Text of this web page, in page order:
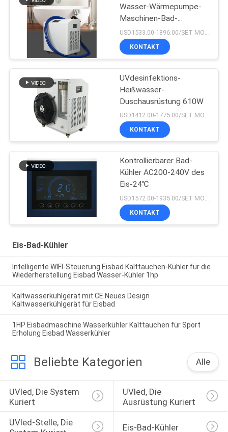
Wasser-Wärmepumpe-
Maschinen-Bad-
Badekurort AC127V
KONTAKT
UVdesinfektions-
Heißwasser-
Duschausrüstung 610W
USD1412.00-1775.00/SET MOQ:1SET
KONTAKT
Kontrollierbarer Bad-
Kühler AC200-240V des
Eis-24℃
USD1572.00-1935.00/SET MOQ:1SET
KONTAKT
Eis-Bad-Kühler
Intelligente WIFI-Steuerung Eisbad Kalttauchen-Kühler für die
Wiederherstellung Eisbad Wasser-Kühler 1hp
Kaltwasserkühlgerät mit CE Neues Design
Kaltwasserkühlgerät für Eisbad
1HP Eisbadmaschine Wasserkühler Kalttauchen für Sport
Erholung Eisbad Wasserkühler
Beliebte Kategorien Alle
UVled, Die System
Kuriert
UVled, Die
Ausrüstung Kuriert
UVled-Stelle, Die
Eis-Bad-Kühler